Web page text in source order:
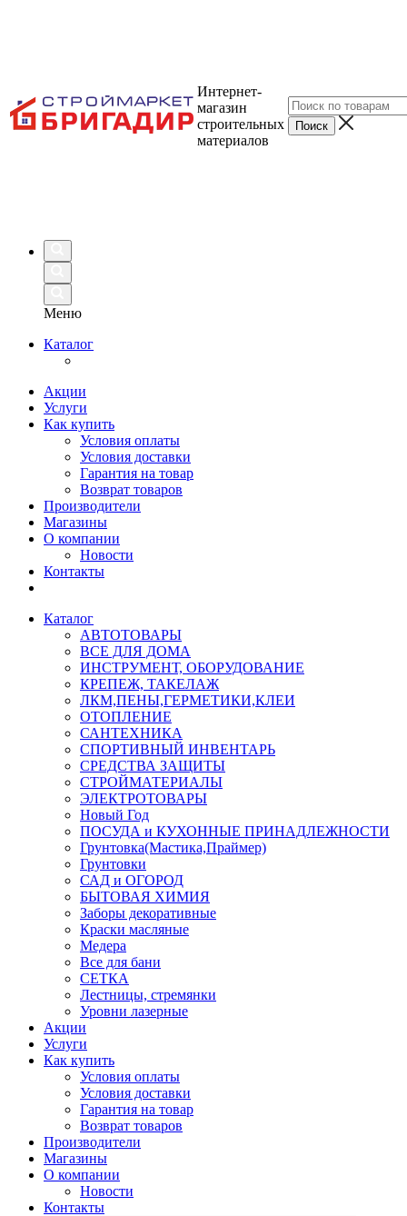
Интернет-
магазин
строительных
материалов
Меню
Каталог
Акции
Услуги
Как купить
Условия оплаты
Условия доставки
Гарантия на товар
Возврат товаров
Производители
Магазины
О компании
Новости
Контакты
Каталог
АВТОТОВАРЫ
ВСЕ ДЛЯ ДОМА
ИНСТРУМЕНТ, ОБОРУДОВАНИЕ
КРЕПЕЖ, ТАКЕЛАЖ
ЛКМ,ПЕНЫ,ГЕРМЕТИКИ,КЛЕИ
ОТОПЛЕНИЕ
САНТЕХНИКА
СПОРТИВНЫЙ ИНВЕНТАРЬ
СРЕДСТВА ЗАЩИТЫ
СТРОЙМАТЕРИАЛЫ
ЭЛЕКТРОТОВАРЫ
Новый Год
ПОСУДА и КУХОННЫЕ ПРИНАДЛЕЖНОСТИ
Грунтовка(Мастика,Праймер)
Грунтовки
САД и ОГОРОД
БЫТОВАЯ ХИМИЯ
Заборы декоративные
Краски масляные
Медера
Все для бани
СЕТКА
Лестницы, стремянки
Уровни лазерные
Акции
Услуги
Как купить
Условия оплаты
Условия доставки
Гарантия на товар
Возврат товаров
Производители
Магазины
О компании
Новости
Контакты